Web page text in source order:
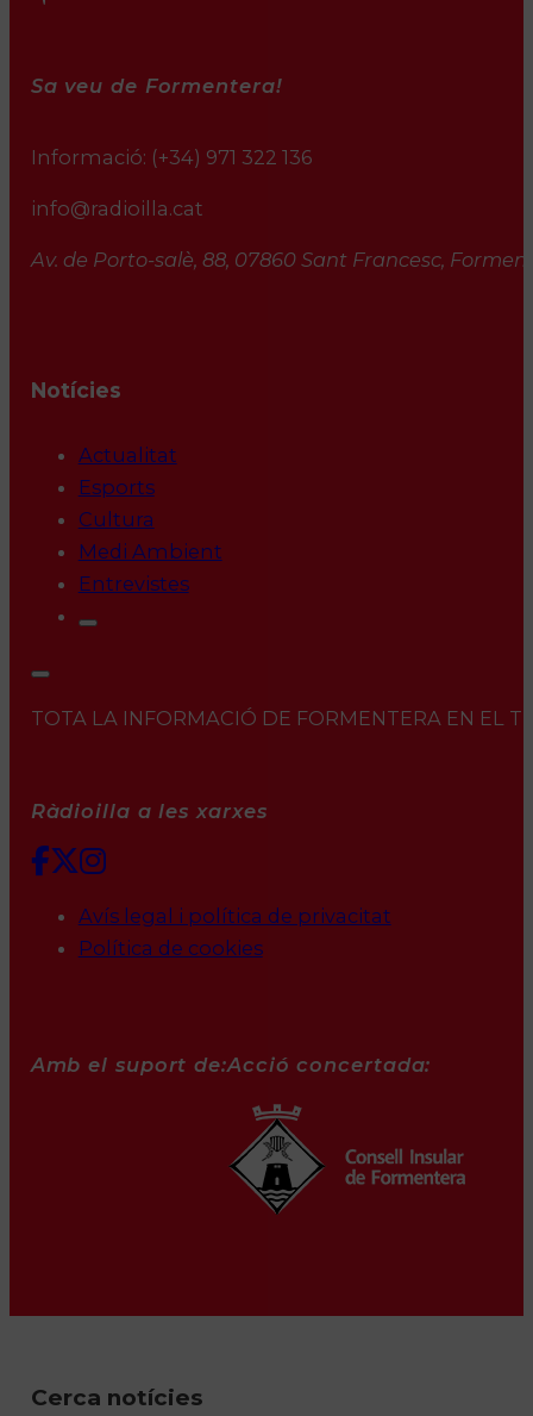
Sa veu de Formentera!
Informació: (+34) 971 322 136
info@radioilla.cat
Av. de Porto-salè, 88, 07860 Sant Francesc,
Notícies
Actualitat
Esports
Cultura
Medi Ambient
Entrevistes
TOTA LA INFORMACIÓ DE FORMENTERA EN EL
Ràdioilla a les xarxes
Avís legal i política de privacitat
Política de cookies
Amb el suport de:Acció concertada:
Cerca notícies